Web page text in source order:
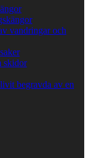
vandringar och
skidor
begravda av en